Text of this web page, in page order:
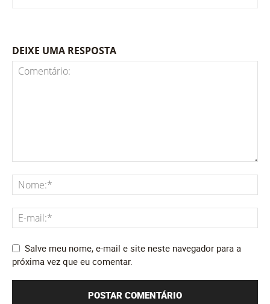
DEIXE UMA RESPOSTA
Salve meu nome, e-mail e site neste navegador para a
próxima vez que eu comentar.